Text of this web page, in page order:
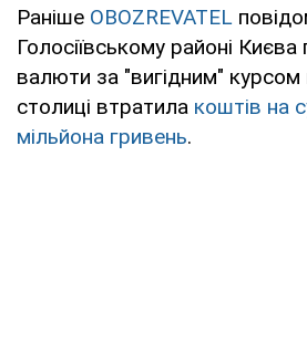
Раніше OBOZREVATEL
Голосіївському районі Києва
валюти за "вигідним"
столиці втратила коштів на
мільйона гривень.